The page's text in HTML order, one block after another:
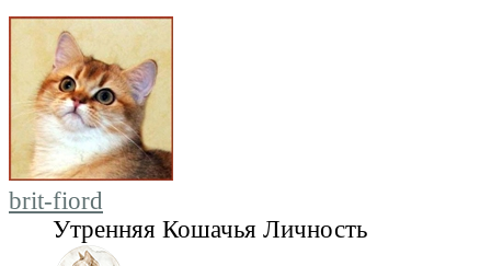
brit-fiord
Утренняя Кошачья Личность